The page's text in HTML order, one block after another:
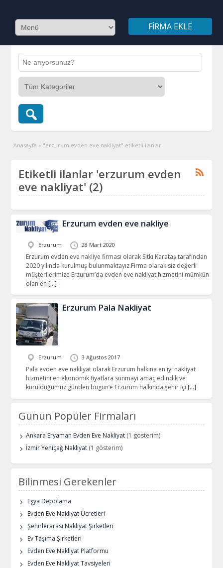
FIRMA EKLE
Anasayfa » "erzurum evden eve nakliyat" etiketli ilanlar
Etiketli ilanlar 'erzurum evden
eve nakliyat' (2)
Erzurum evden eve nakliye
Erzurum 28 Mart 2020
Erzurum evden eve nakliye firması olarak Sıtkı Karataş tarafından
2020 yılında kurulmuş bulunmaktayız.Firma olarak siz değerli
müşterilerimize Erzurum’da evden eve nakliyat hizmetini mümkün
olan en […]
Erzurum Pala Nakliyat
Erzurum 3 Ağustos 2017
Pala evden eve nakliyat olarak Erzurum halkına en iyi nakliyat
hizmetini en ekonomik fiyatlara sunmayı amaç edindik ve
kurulduğumuz günden bugün’e Erzurum halkında şehir içi […]
Günün Popüler Firmaları
Ankara Eryaman Evden Eve Nakliyat (1 gösterim)
İzmir Yeniçağ Nakliyat (1 gösterim)
Bilinmesi Gerekenler
Eşya Depolama
Evden Eve Nakliyat Ücretleri
Şehirlerarası Nakliyat Şirketleri
Ev Taşıma Şirketleri
Evden Eve Nakliyat Platformu
Evden Eve Nakliyat Tavsiyeleri